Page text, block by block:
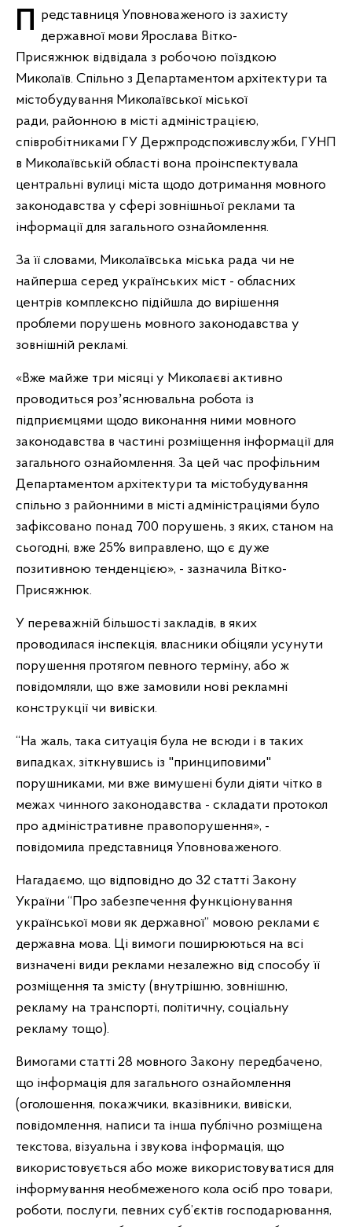
Представниця Уповноваженого із захисту державної мови Ярослава Вітко-
Присяжнюк відвідала з робочою поїздкою
Миколаїв. Спільно з Департаментом архітектури та
містобудування Миколаївської міської
ради, районною в місті адміністрацією,
співробітниками ГУ Держпродспоживслужби, ГУНП
в Миколаївській області вона проінспектувала
центральні вулиці міста щодо дотримання мовного
законодавства у сфері зовнішньої реклами та
інформації для загального ознайомлення.
За її словами, Миколаївська міська рада чи не
найперша серед українських міст - обласних
центрів комплексно підійшла до вирішення
проблеми порушень мовного законодавства у
зовнішній рекламі.
«Вже майже три місяці у Миколаєві активно
проводиться розʼяснювальна робота із
підприємцями щодо виконання ними мовного
законодавства в частині розміщення інформації для
загального ознайомлення. За цей час профільним
Департаментом архітектури та містобудування
спільно з районними в місті адміністраціями було
зафіксовано понад 700 порушень, з яких, станом на
сьогодні, вже 25% виправлено, що є дуже
позитивною тенденцією», - зазначила Вітко-
Присяжнюк.
У переважній більшості закладів, в яких
проводилася інспекція, власники обіцяли усунути
порушення протягом певного терміну, або ж
повідомляли, що вже замовили нові рекламні
конструкції чи вивіски.
“На жаль, така ситуація була не всюди і в таких
випадках, зіткнувшись із "принциповими"
порушниками, ми вже вимушені були діяти чітко в
межах чинного законодавства - складати протокол
про адміністративне правопорушення», -
повідомила представниця Уповноваженого.
Нагадаємо, що відповідно до 32 статті Закону
України “Про забезпечення функціонування
української мови як державної” мовою реклами є
державна мова. Ці вимоги поширюються на всі
визначені види реклами незалежно від способу її
розміщення та змісту (внутрішню, зовнішню,
рекламу на транспорті, політичну, соціальну
рекламу тощо).
Вимогами статті 28 мовного Закону передбачено,
що інформація для загального ознайомлення
(оголошення, покажчики, вказівники, вивіски,
повідомлення, написи та інша публічно розміщена
текстова, візуальна і звукова інформація, що
використовується або може використовуватися для
інформування необмеженого кола осіб про товари,
роботи, послуги, певних суб’єктів господарювання,